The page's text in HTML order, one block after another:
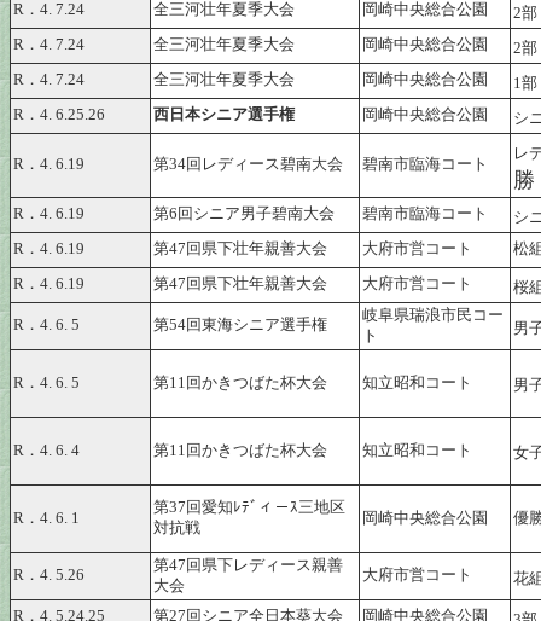
R．4. 7.24
全三河壮年夏季大会 岡崎中央総合公園
2
R．4. 7.24
全三河壮年夏季大会 岡崎中央総合公園
2
R．4. 7.24
全三河壮年夏季大会 岡崎中央総合公園
1
R．4. 6.25.26
西日本シニア選手権 岡崎中央総合公園 シ
R．4. 6.19 第34回レディース碧南大会 碧南市臨海コート
レ
勝
R．4. 6.19 第6回シニア男子碧南大会 碧南市臨海コート
シ
R．4. 6.19
第47回県下壮年親善大会 大府市営コート 松
R．4. 6.19 第47回県下壮年親善大会 大府市営コート 桜
R．4. 6. 5 第54回東海シニア選手権
岐阜県瑞浪市民コー
ト
男
R．4. 6. 5 第11回かきつばた杯大会 知立昭和コート 男
R．4. 6. 4 第11回かきつばた杯大会 知立昭和コート 女
R．4. 6. 1
第37回愛知ﾚﾃﾞィ－ｽ三地区
対抗戦
岡崎中央総合公園 優
R．4. 5.26
第47回県下レディース親善
大会
大府市営コート 花
R．4. 5.24.25 第27回シニア全日本葵大会 岡崎中央総合公園